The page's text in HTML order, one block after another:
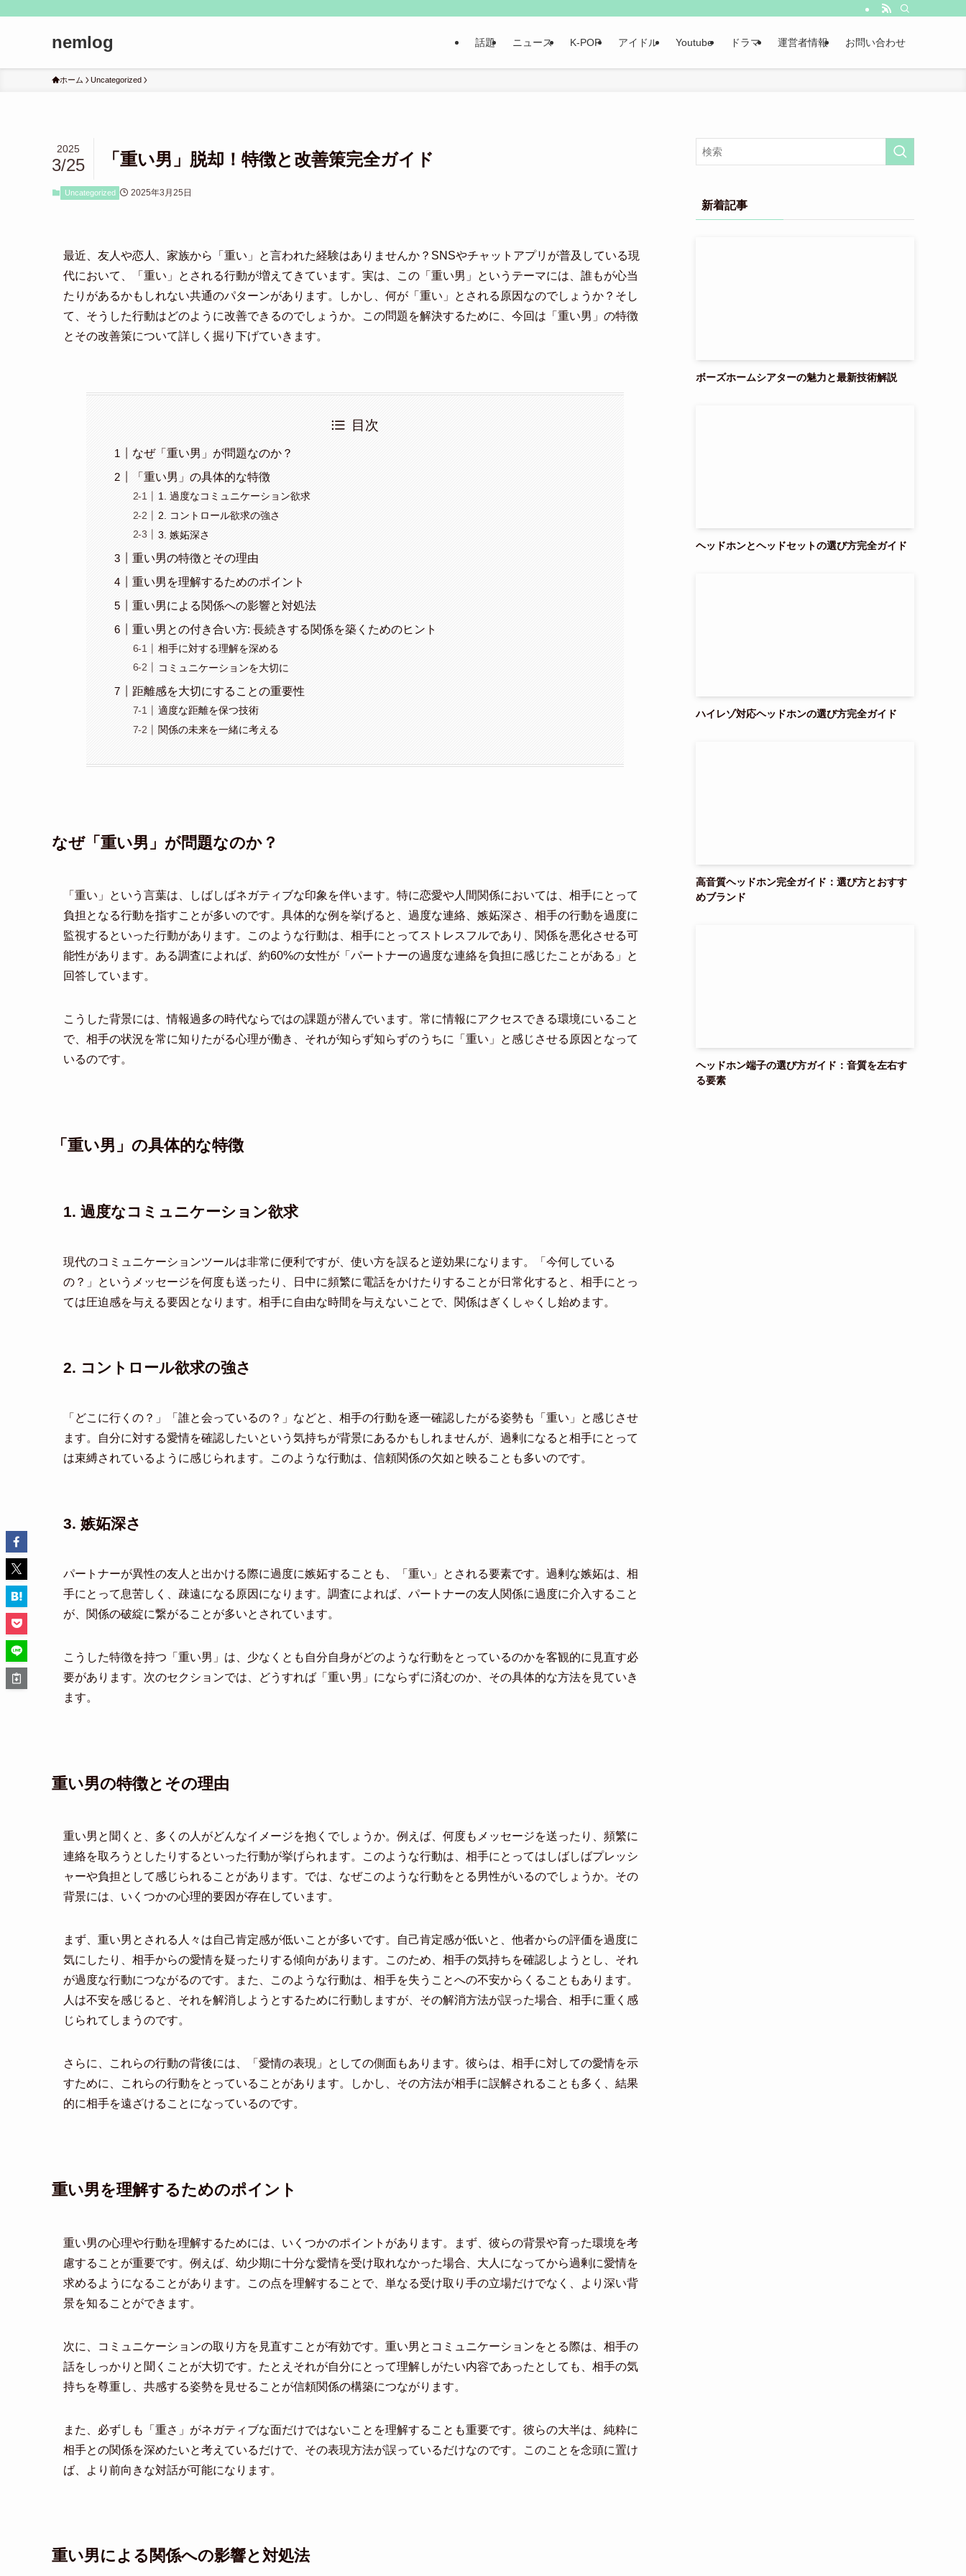
nemlog 話題 ニュース K-POP アイドル Youtube ドラマ 運営者情報 お問い合わせ
ホーム Uncategorized
「重い男」脱却！特徴と改善策完全ガイド
2025
3/25
Uncategorized 2025年3月25日
最近、友人や恋人、家族から「重い」と言われた経験はありませんか？SNSやチャットアプリが普及している現
代において、「重い」とされる行動が増えてきています。実は、この「重い男」というテーマには、誰もが心当
たりがあるかもしれない共通のパターンがあります。しかし、何が「重い」とされる原因なのでしょうか？そし
て、そうした行動はどのように改善できるのでしょうか。この問題を解決するために、今回は「重い男」の特徴
とその改善策について詳しく掘り下げていきます。
目次
なぜ「重い男」が問題なのか？
「重い男」の具体的な特徴
1. 過度なコミュニケーション欲求
2. コントロール欲求の強さ
3. 嫉妬深さ
重い男の特徴とその理由
重い男を理解するためのポイント
重い男による関係への影響と対処法
重い男との付き合い方: 長続きする関係を築くためのヒント
相手に対する理解を深める
コミュニケーションを大切に
距離感を大切にすることの重要性
適度な距離を保つ技術
関係の未来を一緒に考える
なぜ「重い男」が問題なのか？
「重い」という言葉は、しばしばネガティブな印象を伴います。特に恋愛や人間関係においては、相手にとって
負担となる行動を指すことが多いのです。具体的な例を挙げると、過度な連絡、嫉妬深さ、相手の行動を過度に
監視するといった行動があります。このような行動は、相手にとってストレスフルであり、関係を悪化させる可
能性があります。ある調査によれば、約60%の女性が「パートナーの過度な連絡を負担に感じたことがある」と
回答しています。
こうした背景には、情報過多の時代ならではの課題が潜んでいます。常に情報にアクセスできる環境にいること
で、相手の状況を常に知りたがる心理が働き、それが知らず知らずのうちに「重い」と感じさせる原因となって
いるのです。
「重い男」の具体的な特徴
1. 過度なコミュニケーション欲求
現代のコミュニケーションツールは非常に便利ですが、使い方を誤ると逆効果になります。「今何している
の？」というメッセージを何度も送ったり、日中に頻繁に電話をかけたりすることが日常化すると、相手にとっ
ては圧迫感を与える要因となります。相手に自由な時間を与えないことで、関係はぎくしゃくし始めます。
2. コントロール欲求の強さ
「どこに行くの？」「誰と会っているの？」などと、相手の行動を逐一確認したがる姿勢も「重い」と感じさせ
ます。自分に対する愛情を確認したいという気持ちが背景にあるかもしれませんが、過剰になると相手にとって
は束縛されているように感じられます。このような行動は、信頼関係の欠如と映ることも多いのです。
3. 嫉妬深さ
パートナーが異性の友人と出かける際に過度に嫉妬することも、「重い」とされる要素です。過剰な嫉妬は、相
手にとって息苦しく、疎遠になる原因になります。調査によれば、パートナーの友人関係に過度に介入すること
が、関係の破綻に繋がることが多いとされています。
こうした特徴を持つ「重い男」は、少なくとも自分自身がどのような行動をとっているのかを客観的に見直す必
要があります。次のセクションでは、どうすれば「重い男」にならずに済むのか、その具体的な方法を見ていき
ます。
重い男の特徴とその理由
重い男と聞くと、多くの人がどんなイメージを抱くでしょうか。例えば、何度もメッセージを送ったり、頻繁に
連絡を取ろうとしたりするといった行動が挙げられます。このような行動は、相手にとってはしばしばプレッシ
ャーや負担として感じられることがあります。では、なぜこのような行動をとる男性がいるのでしょうか。その
背景には、いくつかの心理的要因が存在しています。
まず、重い男とされる人々は自己肯定感が低いことが多いです。自己肯定感が低いと、他者からの評価を過度に
気にしたり、相手からの愛情を疑ったりする傾向があります。このため、相手の気持ちを確認しようとし、それ
が過度な行動につながるのです。また、このような行動は、相手を失うことへの不安からくることもあります。
人は不安を感じると、それを解消しようとするために行動しますが、その解消方法が誤った場合、相手に重く感
じられてしまうのです。
さらに、これらの行動の背後には、「愛情の表現」としての側面もあります。彼らは、相手に対しての愛情を示
すために、これらの行動をとっていることがあります。しかし、その方法が相手に誤解されることも多く、結果
的に相手を遠ざけることになっているのです。
重い男を理解するためのポイント
重い男の心理や行動を理解するためには、いくつかのポイントがあります。まず、彼らの背景や育った環境を考
慮することが重要です。例えば、幼少期に十分な愛情を受け取れなかった場合、大人になってから過剰に愛情を
求めるようになることがあります。この点を理解することで、単なる受け取り手の立場だけでなく、より深い背
景を知ることができます。
次に、コミュニケーションの取り方を見直すことが有効です。重い男とコミュニケーションをとる際は、相手の
話をしっかりと聞くことが大切です。たとえそれが自分にとって理解しがたい内容であったとしても、相手の気
持ちを尊重し、共感する姿勢を見せることが信頼関係の構築につながります。
また、必ずしも「重さ」がネガティブな面だけではないことを理解することも重要です。彼らの大半は、純粋に
相手との関係を深めたいと考えているだけで、その表現方法が誤っているだけなのです。このことを念頭に置け
ば、より前向きな対話が可能になります。
重い男による関係への影響と対処法
新着記事
ボーズホームシアターの魅力と最新技術解説
ヘッドホンとヘッドセットの選び方完全ガイド
ハイレゾ対応ヘッドホンの選び方完全ガイド
高音質ヘッドホン完全ガイド：選び方とおすす
めブランド
ヘッドホン端子の選び方ガイド：音質を左右す
る要素